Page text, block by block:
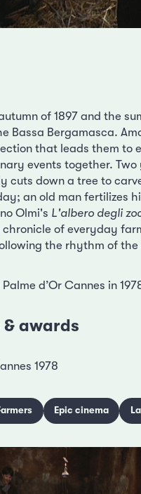
of 1897 and the
Bassa Bergamasca.
that leads them to
events together.
cuts down a tree to
an old man fertilizes
Olmi's L'albero degli
of everyday
the rhythm of the
d’Or Cannes in
awards
1978
Epic cinema